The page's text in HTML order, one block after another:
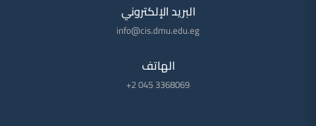
البريد الإلكتروني
info@cis.dmu.edu.eg
الهاتف
+2 045 3368069